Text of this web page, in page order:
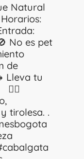
Natural
No es pet
de
Lleva tu
🚴‍♂️
tirolesa. .